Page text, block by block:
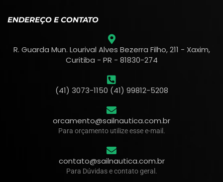
ENDEREÇO E CONTATO
R. Guarda Mun. Lourival Alves Bezerra Filho, 211 - Xaxim,
Curitiba - PR - 81830-274
(41) 3073-1150 (41) 99812-5208
orcamento@sailnautica.com.br
Para orçamento utilize esse e-mail.
contato@sailnautica.com.br
Para Dúvidas e contato geral.